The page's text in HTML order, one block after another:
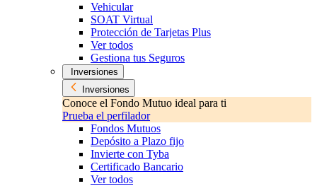
Vehicular
SOAT Virtual
Protección de Tarjetas Plus
Ver todos
Gestiona tus Seguros
Inversiones
Inversiones
Conoce el Fondo Mutuo ideal para ti
Prueba el perfilador
Fondos Mutuos
Depósito a Plazo fijo
Invierte con Tyba
Certificado Bancario
Ver todos